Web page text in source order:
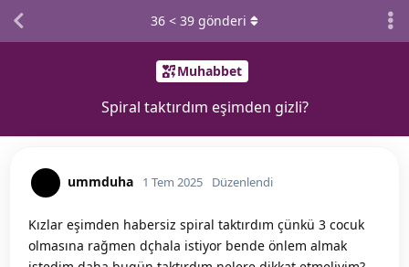
Muhabbet
Spiral taktırdım eşimden gizli?
36 < 39 gönderi
ummduha 1 Tem 2025 Düzenlendi
Kızlar eşimden habersiz spiral taktırdım çünkü 3 cocuk
olmasına rağmen dçhala istiyor bende önlem almak